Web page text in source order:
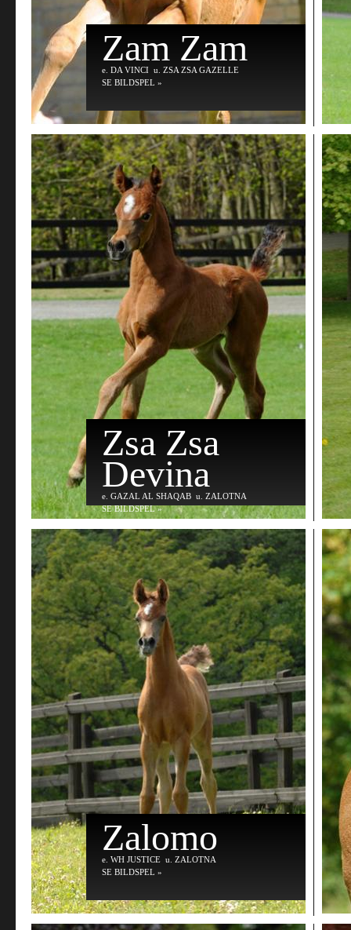
Zam Zam
e . DA VINCI u . ZSA ZSA GAZELLE
SE BILDSPEL »
Zsa Zsa
Devina
e . GAZAL AL SHAQAB u . ZALOTNA
SE BILDSPEL »
Zalomo
e . WH JUSTICE u . ZALOTNA
SE BILDSPEL »